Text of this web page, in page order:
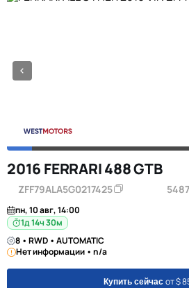
2016 FERRARI 488 GTB
ZFF79ALA5G0217425
пн, 10 авг, 14:00
1д 14ч 30м
8 • RWD • AUTOMATIC
Нет информации • n/a
Купить сейчас от $